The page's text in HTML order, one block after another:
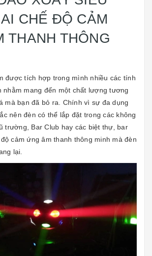
CHẾ ĐỘ CẢM
THANH THÔNG
được tích hợp trong mình nhiều các tính
nhằm mang đến một chất lượng tương
mà bạn đã bỏ ra. Chính vì sự đa dụng
nên đèn có thể lắp đặt trong các không
trường, Bar Club hay các biệt thự, bar
cảm ứng âm thanh thông minh mà đèn
lại.